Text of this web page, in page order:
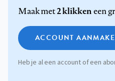
Maak met2 klikkeneen
ACCOUNT
Heb je al een account of een